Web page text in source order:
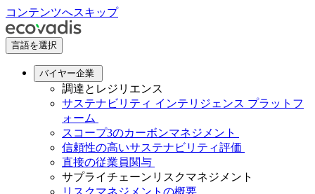
コンテンツへスキップ
言語を選択
バイヤー企業
調達とレジリエンス
サステナビリティ インテリジェンス プラットフ
ォーム
スコープ3のカーボンマネジメント
信頼性の高いサステナビリティ評価
直接の従業員関与
サプライチェーンリスクマネジメント
リスクマネジメントの概要